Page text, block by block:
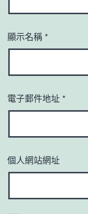
顯示名稱 *
電子郵件地址 *
個人網站網址